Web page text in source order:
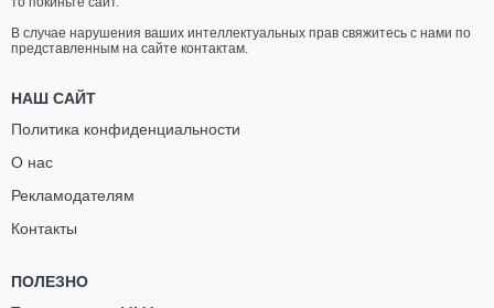
В случае нарушения ваших интеллектуальных прав свяжитесь с нами по
представленным на сайте контактам.
НАШ САЙТ
Политика конфиденциальности
О нас
Рекламодателям
Контакты
ПОЛЕЗНО